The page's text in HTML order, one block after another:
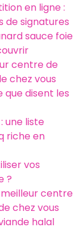
en ligne :
de signatures
sauce foie
centre de
chez vous
que disent les
une liste
riche en
vos
?
centre
chez vous
halal